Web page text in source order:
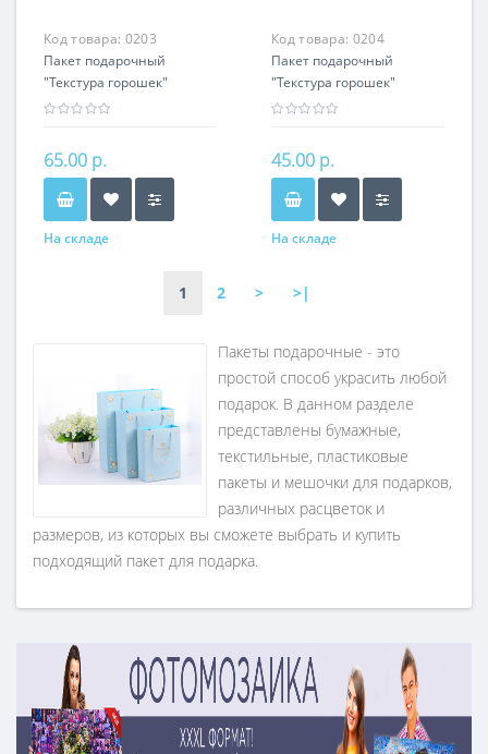
Код товара: 0203
Пакет подарочный
"Текстура горошек"
(розовый) 30х27х12 см
65.00 р.
На складе
Код товара: 0204
Пакет подарочный
"Текстура горошек"
(бежевый) 15х14х7 см
45.00 р.
На складе
1 2 > >|
Пакеты подарочные - это
простой способ украсить любой
подарок. В данном разделе
представлены бумажные,
текстильные, пластиковые
пакеты и мешочки для подарков,
различных расцветок и
размеров, из которых вы сможете выбрать и купить
подходящий пакет для подарка.